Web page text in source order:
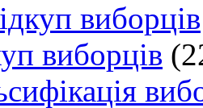
виборців
виборців